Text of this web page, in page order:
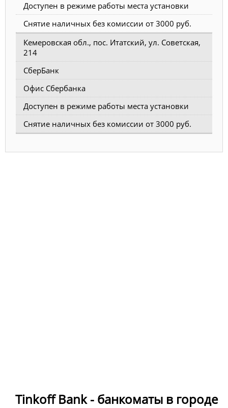
Доступен в режиме работы места установки
Снятие наличных без комиссии от 3000 руб.
Кемеровская обл., пос. Итатский, ул. Советская,
214
СберБанк
Офис Сбербанка
Доступен в режиме работы места установки
Снятие наличных без комиссии от 3000 руб.
Tinkoff Bank - банкоматы в городе